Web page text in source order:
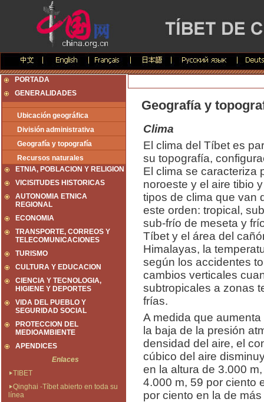
PORTADA
GENERALIDADES
Ubicación geográfica
División administrativa
Geografía y topografía
Recursos naturales
ETNIA, POBLACION Y RELIGION
VICISITUDES HISTORICAS
AUTONOMIA ETNICA
REGIONAL
ECONOMIA
TRANSPORTE, CORREOS Y
TELECOMUNICACIONES
TURISMO
CULTURA Y EDUCACION
CIENCIA Y TECNOLOGIA,
HIGIENE Y DEPORTES
VIDA DEL PUEBLO Y
SEGURIDAD SOCIAL
PROTECCION DEL
MEDIOAMBIENTE
APENDICES
Enlaces
TIBET
Qinghai -Tíbet abierto en toda su
línea
Geografía y
Clima
El clima del Tíbet es
su topografía,
El clima se caracteriza
noroeste y el aire tibio
tipos de clima que van
este orden: tropical,
sub-frío de meseta y
Tíbet y el área del
Himalayas, la
según los accidentes
cambios verticales
subtropicales a zonas
frías.
A medida que
la baja de la presión
densidad del aire, el
cúbico del aire
en la altura de 3.000
4.000 m, 59 por ciento
por ciento en la de